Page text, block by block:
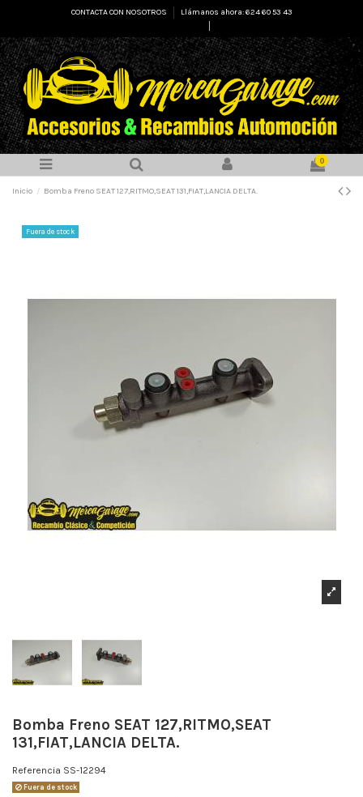
CONTACTA CON NOSOTROS
Llámanos ahora: 624 60 53 43
0
Inicio Bomba Freno SEAT 127,RITMO,SEAT 131,FIAT,LANCIA DELTA.
Fuera de stock
Bomba Freno SEAT 127,RITMO,SEAT
131,FIAT,LANCIA DELTA.
Referencia SS-12294
Fuera de stock